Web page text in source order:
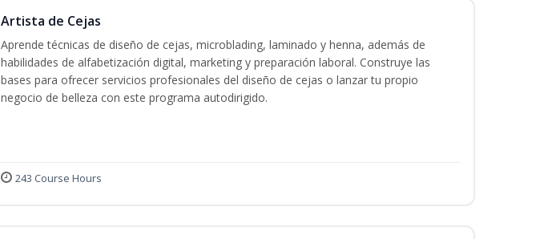
Artista de Cejas
Aprende técnicas de diseño de cejas, microblading, laminado y henna, además de
habilidades de alfabetización digital, marketing y preparación laboral. Construye las
bases para ofrecer servicios profesionales del diseño de cejas o lanzar tu propio
negocio de belleza con este programa autodirigido.
243 Course Hours